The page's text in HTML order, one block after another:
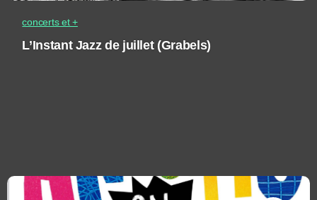
concerts et +
L’Instant Jazz de juillet (Grabels)